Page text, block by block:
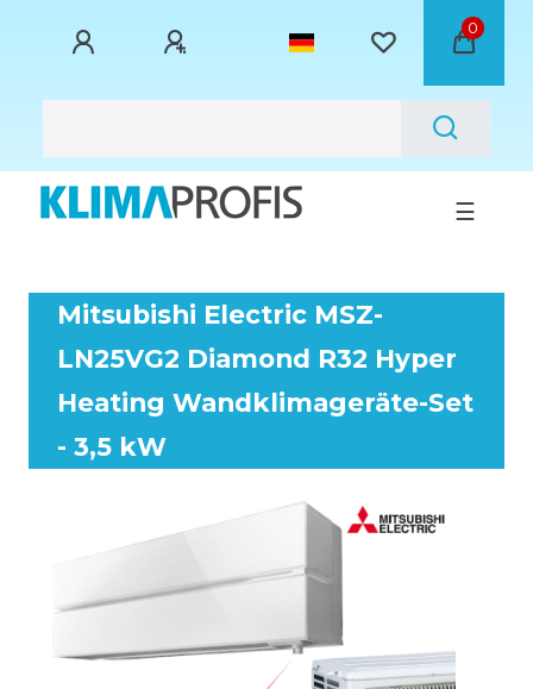
0
☰
Mitsubishi Electric MSZ-
LN25VG2 Diamond R32 Hyper
Heating Wandklimageräte-Set
- 3,5 kW